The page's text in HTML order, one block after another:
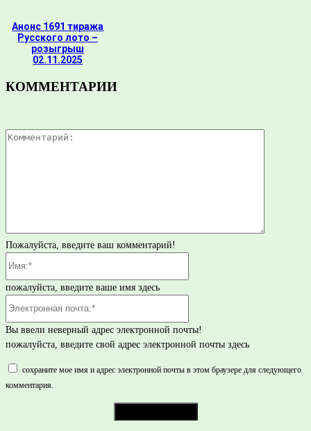
Анонс 1691 тиража
Русского лото –
розыгрыш
02.11.2025
КОММЕНТАРИИ
Пожалуйста, введите ваш комментарий!
пожалуйста, введите ваше имя здесь
Вы ввели неверный адрес электронной почты!
пожалуйста, введите свой адрес электронной почты здесь
сохраните мое имя и адрес электронной почты в этом браузере для следующего
комментария.